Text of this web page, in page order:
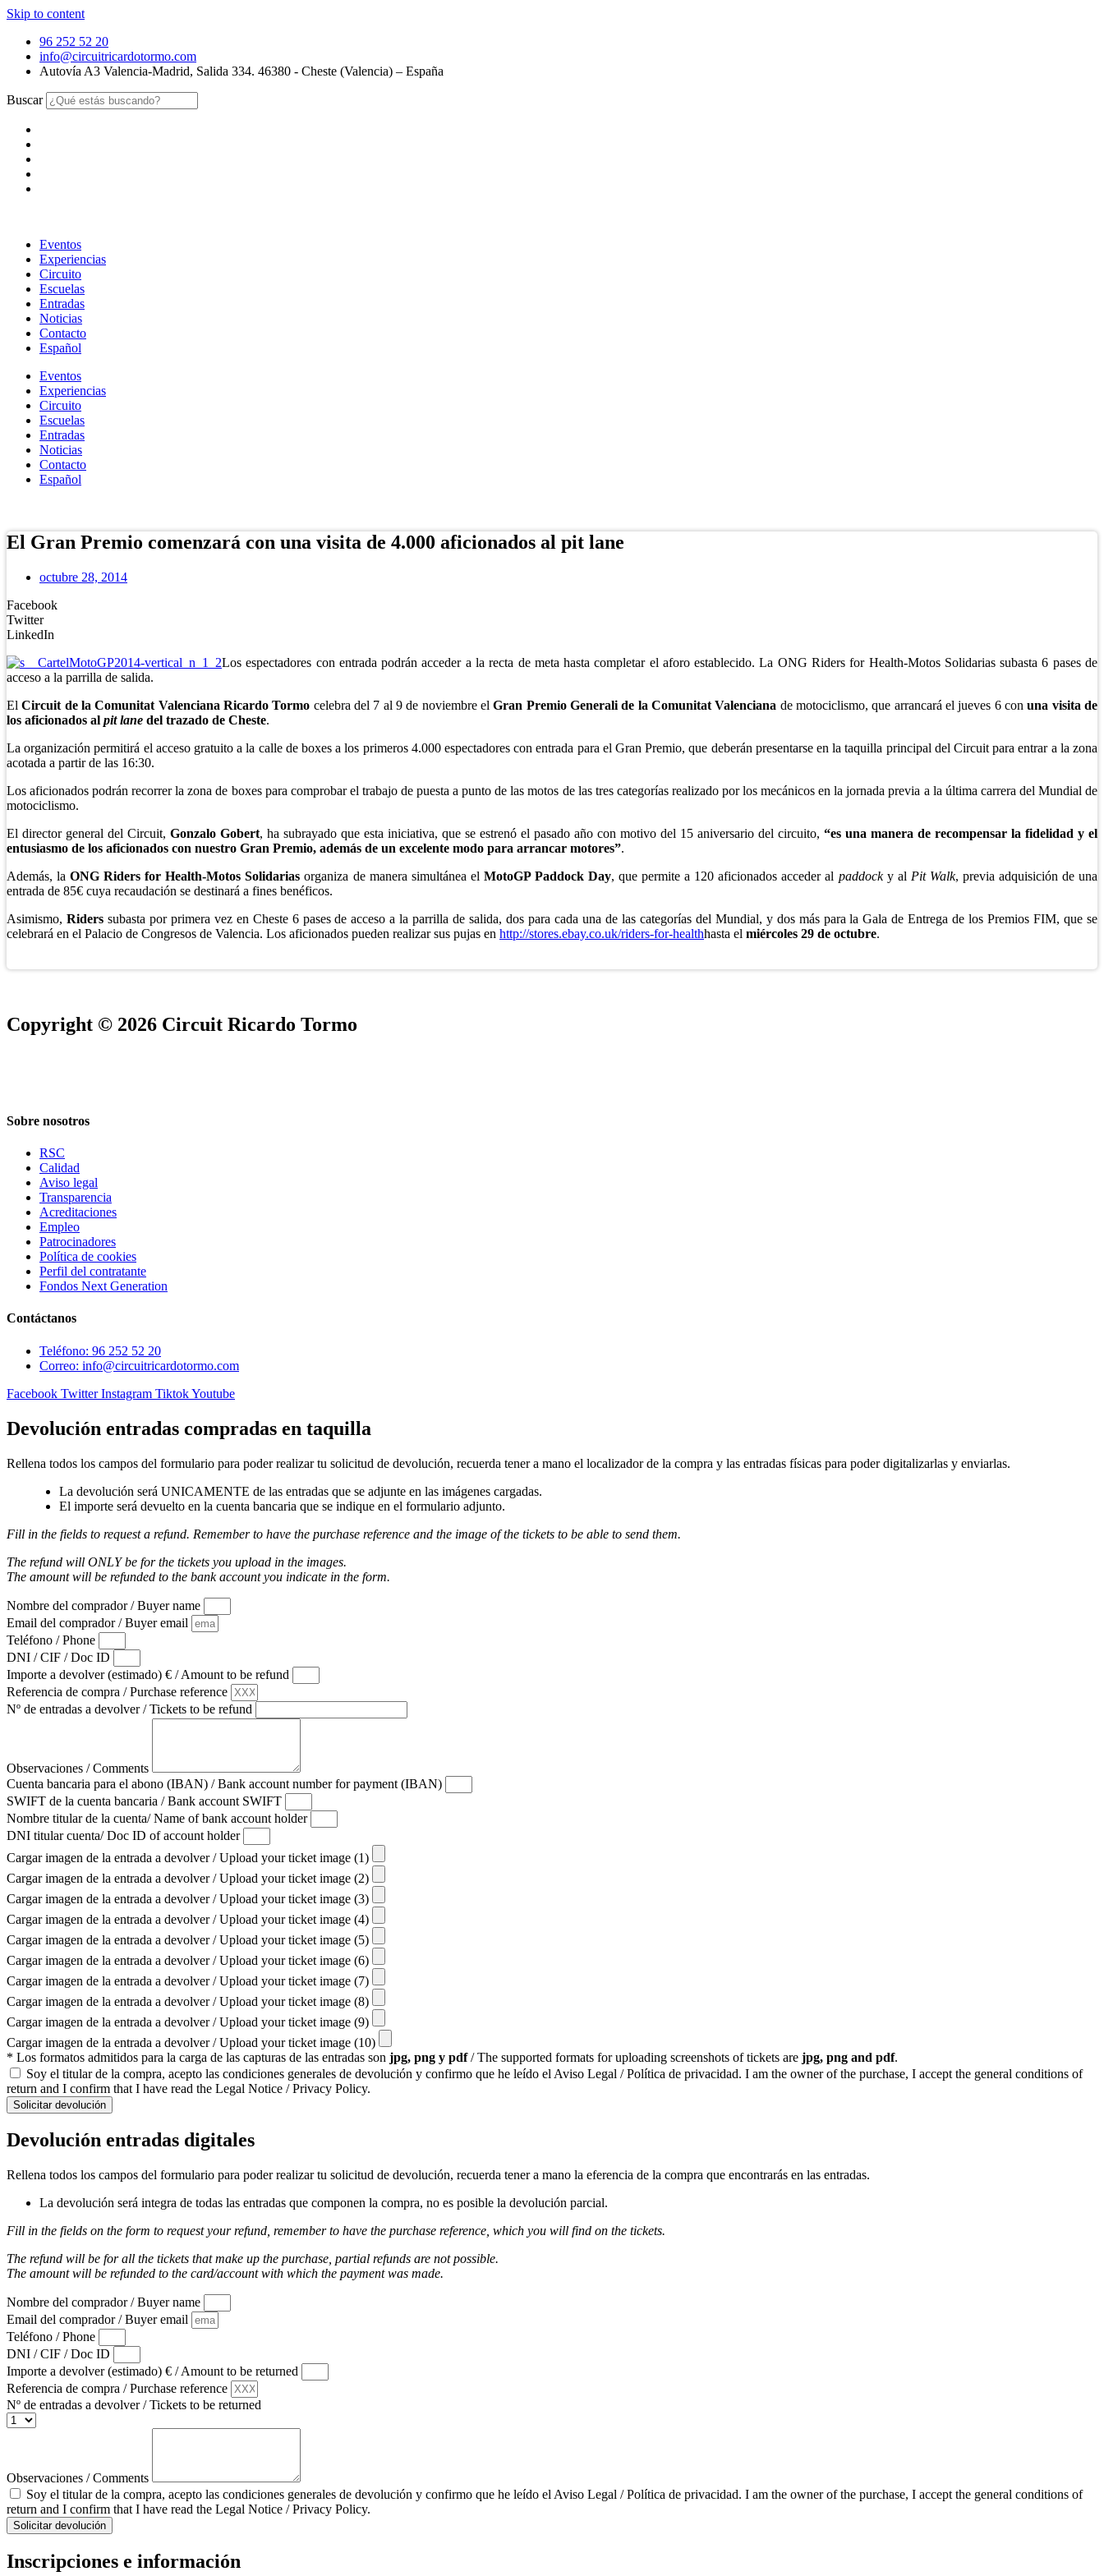
Skip to content
96 252 52 20
info@circuitricardotormo.com
Autovía A3 Valencia-Madrid, Salida 334. 46380 - Cheste (Valencia) – España
Buscar
Eventos
Experiencias
Circuito
Escuelas
Entradas
Noticias
Contacto
Español
Eventos
Experiencias
Circuito
Escuelas
Entradas
Noticias
Contacto
Español
El Gran Premio comenzará con una visita de 4.000 aficionados al pit lane
octubre 28, 2014
Facebook
Twitter
LinkedIn
Los espectadores con entrada podrán acceder a la recta de meta hasta completar el aforo establecido. La ONG Riders for Health-Motos Solidarias subasta 6 pases de
acceso a la parrilla de salida.
ElCircuit de la Comunitat Valenciana Ricardo Tormo celebra del 7 al 9 de noviembre elGran Premio Generali de la Comunitat Valenciana de motociclismo, que arrancará el jueves 6 conuna visita de
los aficionados al pit lane del trazado de Cheste.
La organización permitirá el acceso gratuito a la calle de boxes a los primeros 4.000 espectadores con entrada para el Gran Premio, que deberán presentarse en la taquilla principal del Circuit para entrar a la zona
acotada a partir de las 16:30.
Los aficionados podrán recorrer la zona de boxes para comprobar el trabajo de puesta a punto de las motos de las tres categorías realizado por los mecánicos en la jornada previa a la última carrera del Mundial de
motociclismo.
El director general del Circuit, Gonzalo Gobert, ha subrayado que esta iniciativa, que se estrenó el pasado año con motivo del 15 aniversario del circuito, “es una manera de recompensar la fidelidad y el
entusiasmo de los aficionados con nuestro Gran Premio, además de un excelente modo para arrancar motores”.
Además, laONG Riders for Health-Motos Solidarias organiza de manera simultánea el MotoGP Paddock Day, que permite a 120 aficionados acceder al paddocky al Pit Walk, previa adquisición de una
entrada de 85€ cuya recaudación se destinará a fines benéficos.
Asimismo, Riderssubasta por primera vez en Cheste 6 pases de acceso a la parrilla de salida, dos para cada una de las categorías del Mundial, y dos más para la Gala de Entrega de los Premios FIM, que se
celebrará en el Palacio de Congresos de Valencia. Los aficionados pueden realizar sus pujas en http://stores.ebay.co.uk/riders-for-healthhasta el miércoles 29 de octubre.
Copyright © 2026 Circuit Ricardo Tormo
Sobre nosotros
RSC
Calidad
Aviso legal
Transparencia
Acreditaciones
Empleo
Patrocinadores
Política de cookies
Perfil del contratante
Fondos Next Generation
Contáctanos
Teléfono: 96 252 52 20
Correo: info@circuitricardotormo.com
Facebook Twitter Instagram TiktokYoutube
Devolución entradas compradas en taquilla
Rellena todos los campos del formulario para poder realizar tu solicitud de devolución, recuerda tener a mano el localizador de la compra y las entradas físicas para poder digitalizarlas y enviarlas.
La devolución será UNICAMENTE de las entradas que se adjunte en las imágenes cargadas.
El importe será devuelto en la cuenta bancaria que se indique en el formulario adjunto.
Fill in the fields to request a refund. Remember to have the purchase reference and the image of the tickets to be able to send them.
The refund will ONLY be for the tickets you upload in the images.
The amount will be refunded to the bank account you indicate in the form.
Nombre del comprador / Buyer name
Email del comprador / Buyer email
Teléfono / Phone
DNI / CIF / Doc ID
Importe a devolver (estimado) € / Amount to be refund
Referencia de compra / Purchase reference
Nº de entradas a devolver / Tickets to be refund
Observaciones / Comments
Cuenta bancaria para el abono (IBAN) / Bank account number for payment (IBAN)
SWIFT de la cuenta bancaria / Bank account SWIFT
Nombre titular de la cuenta/ Name of bank account holder
DNI titular cuenta/ Doc ID of account holder
Cargar imagen de la entrada a devolver / Upload your ticket image (1)
Cargar imagen de la entrada a devolver / Upload your ticket image (2)
Cargar imagen de la entrada a devolver / Upload your ticket image (3)
Cargar imagen de la entrada a devolver / Upload your ticket image (4)
Cargar imagen de la entrada a devolver / Upload your ticket image (5)
Cargar imagen de la entrada a devolver / Upload your ticket image (6)
Cargar imagen de la entrada a devolver / Upload your ticket image (7)
Cargar imagen de la entrada a devolver / Upload your ticket image (8)
Cargar imagen de la entrada a devolver / Upload your ticket image (9)
Cargar imagen de la entrada a devolver / Upload your ticket image (10)
* Los formatos admitidos para la carga de las capturas de las entradas son jpg, png y pdf/ The supported formats for uploading screenshots of tickets are jpg, png and pdf.
Soy el titular de la compra, acepto las condiciones generales de devolución y confirmo que he leído el Aviso Legal / Política de privacidad. I am the owner of the purchase, I accept the general conditions of
return and I confirm that I have read the Legal Notice / Privacy Policy.
Solicitar devolución
Devolución entradas digitales
Rellena todos los campos del formulario para poder realizar tu solicitud de devolución, recuerda tener a mano la eferencia de la compra que encontrarás en las entradas.
La devolución será integra de todas las entradas que componen la compra, no es posible la devolución parcial.
Fill in the fields on the form to request your refund, remember to have the purchase reference, which you will find on the tickets.
The refund will be for all the tickets that make up the purchase, partial refunds are not possible.
The amount will be refunded to the card/account with which the payment was made.
Nombre del comprador / Buyer name
Email del comprador / Buyer email
Teléfono / Phone
DNI / CIF / Doc ID
Importe a devolver (estimado) € / Amount to be returned
Referencia de compra / Purchase reference
Nº de entradas a devolver / Tickets to be returned
Observaciones / Comments
Soy el titular de la compra, acepto las condiciones generales de devolución y confirmo que he leído el Aviso Legal / Política de privacidad. I am the owner of the purchase, I accept the general conditions of
return and I confirm that I have read the Legal Notice / Privacy Policy.
Solicitar devolución
Inscripciones e información